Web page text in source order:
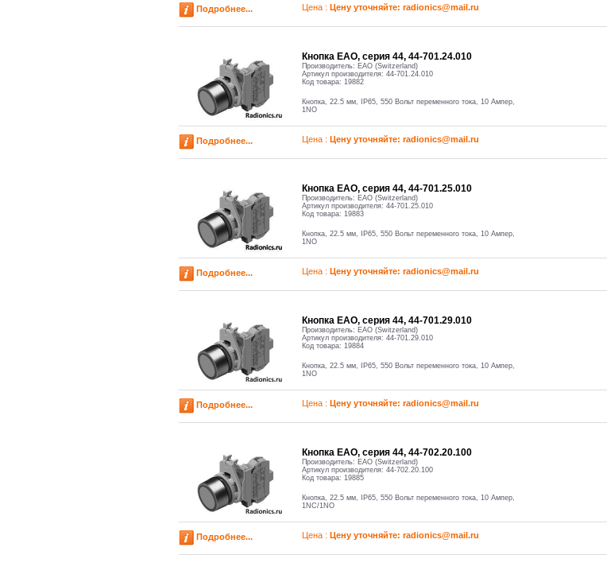
Подробнее... Цена : Цену уточняйте: radioniсs@mail.ru
Кнопка ЕАО, серия 44, 44-701.24.010
Производитель: EAO (Switzerland)
Артикул производителя: 44-701.24.010
Код товара: 19882
Кнопка, 22.5 мм, IP65, 550 Вольт переменного тока, 10 Ампер,
1NO
Подробнее... Цена : Цену уточняйте: radioniсs@mail.ru
Кнопка ЕАО, серия 44, 44-701.25.010
Производитель: EAO (Switzerland)
Артикул производителя: 44-701.25.010
Код товара: 19883
Кнопка, 22.5 мм, IP65, 550 Вольт переменного тока, 10 Ампер,
1NO
Подробнее... Цена : Цену уточняйте: radioniсs@mail.ru
Кнопка ЕАО, серия 44, 44-701.29.010
Производитель: EAO (Switzerland)
Артикул производителя: 44-701.29.010
Код товара: 19884
Кнопка, 22.5 мм, IP65, 550 Вольт переменного тока, 10 Ампер,
1NO
Подробнее... Цена : Цену уточняйте: radioniсs@mail.ru
Кнопка ЕАО, серия 44, 44-702.20.100
Производитель: EAO (Switzerland)
Артикул производителя: 44-702.20.100
Код товара: 19885
Кнопка, 22.5 мм, IP65, 550 Вольт переменного тока, 10 Ампер,
1NC/1NO
Подробнее... Цена : Цену уточняйте: radioniсs@mail.ru